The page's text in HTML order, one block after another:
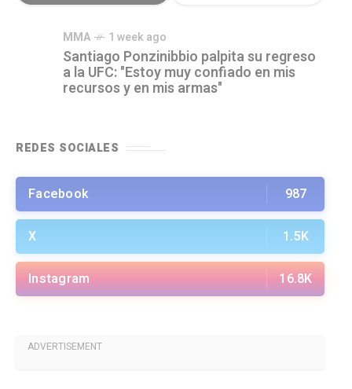
MMA 1 week ago
Santiago Ponzinibbio palpita su regreso
a la UFC: "Estoy muy confiado en mis
recursos y en mis armas"
REDES SOCIALES
Facebook 987
X 1.5K
Instagram 16.8K
ADVERTISEMENT